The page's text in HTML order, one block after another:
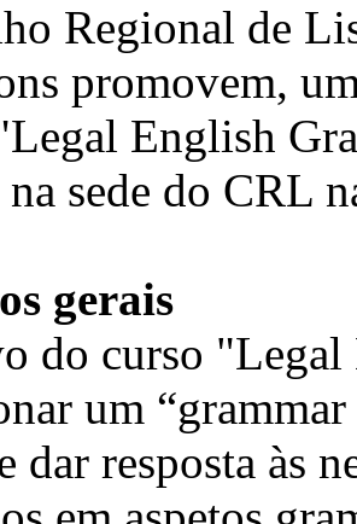
Regional de
promovem,
English
sede do CRL
gerais
do curso
um
dar resposta às